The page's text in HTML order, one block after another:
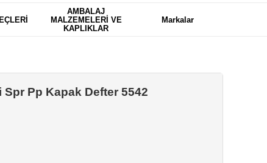
AMBALAJ
MALZEMELERİ VE
KAPLIKLAR
Markalar
Spr Pp Kapak Defter 5542